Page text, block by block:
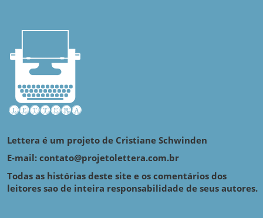
Lettera é um projeto de Cristiane Schwinden
E-mail: contato@projetolettera.com.br
Todas as histórias deste site e os comentários dos
leitores sao de inteira responsabilidade de seus autores.